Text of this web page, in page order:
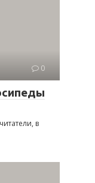
0
в